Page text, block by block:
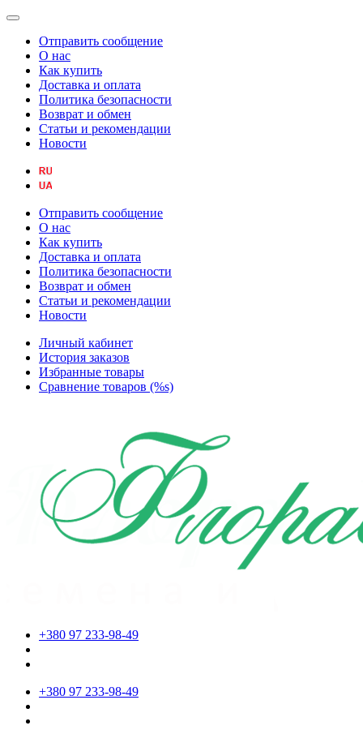
Отправить сообщение
О нас
Как купить
Доставка и оплата
Политика безопасности
Возврат и обмен
Статьи и рекомендации
Новости
Отправить сообщение
О нас
Как купить
Доставка и оплата
Политика безопасности
Возврат и обмен
Статьи и рекомендации
Новости
Личный кабинет
История заказов
Избранные товары
Сравнение товаров (%s)
+380 97 233-98-49
+380 97 233-98-49